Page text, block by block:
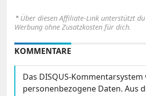
⋆ Über diesen Affiliate-Link unterstützt
Werbung ohne Zusatzkosten für dich.
KOMMENTARE
Das DISQUS-
personenbezogene Daten. Aus